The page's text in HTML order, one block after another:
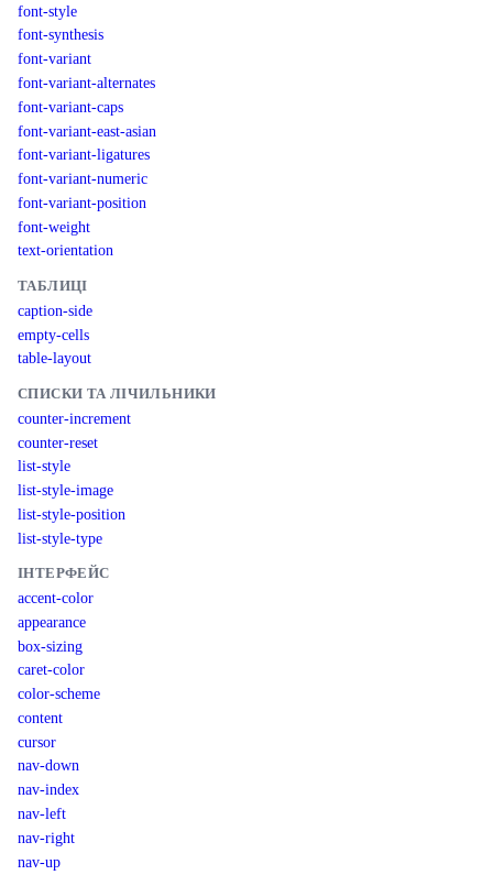
font-style
font-synthesis
font-variant
font-variant-alternates
font-variant-caps
font-variant-east-asian
font-variant-ligatures
font-variant-numeric
font-variant-position
font-weight
text-orientation
ТАБЛИЦІ
caption-side
empty-cells
table-layout
СПИСКИ ТА ЛІЧИЛЬНИКИ
counter-increment
counter-reset
list-style
list-style-image
list-style-position
list-style-type
ІНТЕРФЕЙС
accent-color
appearance
box-sizing
caret-color
color-scheme
content
cursor
nav-down
nav-index
nav-left
nav-right
nav-up